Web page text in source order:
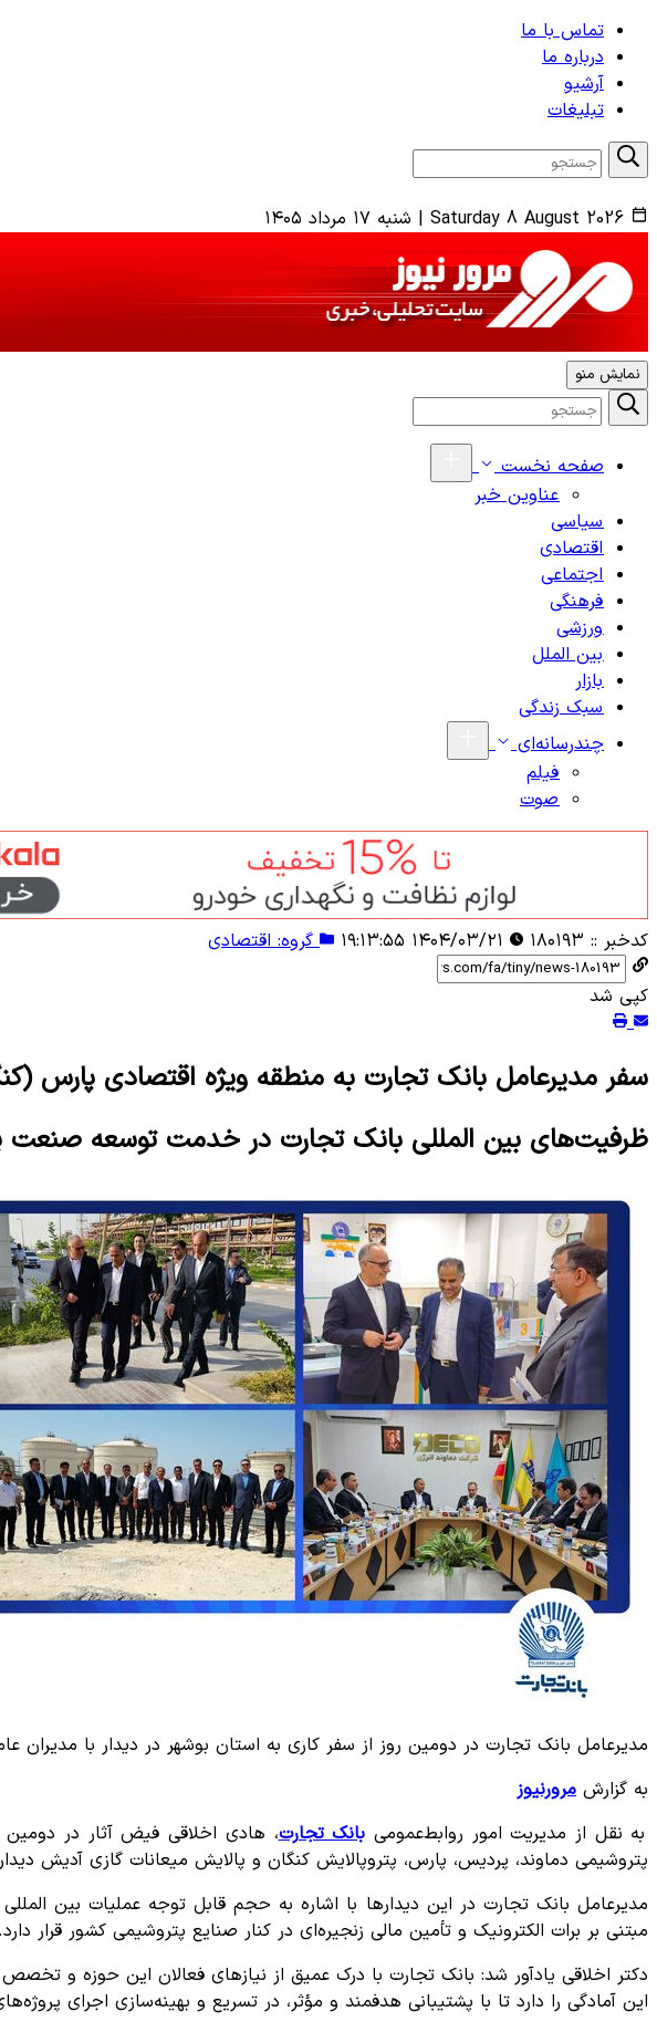
تماس با ما
درباره ما
آرشیو
تبلیغات
Saturday 8 August 2026
| شنبه ۱۷ مرداد ۱۴۰۵
نمایش منو
صفحه نخست
عناوین خبر
سیاسی
اقتصادی
اجتماعی
فرهنگی
ورزشی
بین الملل
بازار
سبک زندگی
چندرسانه‌ای
فیلم
صوت
کدخبر :: ۱۸۰۱۹۳ گروه: اقتصادی
کپی شد
سفر مدیرعامل بانک تجارت به منطقه ویژه اقتصادی پارس
ظرفیت‌های بین المللی بانک تجارت در خدمت توسعه صنعت
مدیرعامل بانک تجارت در دومین روز از سفر کاری به استان بوشهر در دیدار با
به گزارش مرورنیوز
به نقل از مدیریت امور روابط‌عمومیبانک تجارت
پتروشیمی دماوند، پردیس، پارس، پتروپالایش کنگان و پالایش میعانات گازی آدیش
مدیرعامل بانک تجارت در این دیدارها با اشاره به حجم قابل توجه عملیات بین
مبتنی بر برات الکترونیک و تأمین مالی زنجیره‌ای در کنار صنایع پتروشیمی کشور قرار دارد.
دکتر اخلاقی یادآور شد: بانک تجارت با درک عمیق از نیازهای فعالان این حوزه و
این آمادگی را دارد تا با پشتیبانی هدفمند و مؤثر، در تسریع و بهینه‌سازی اجرای